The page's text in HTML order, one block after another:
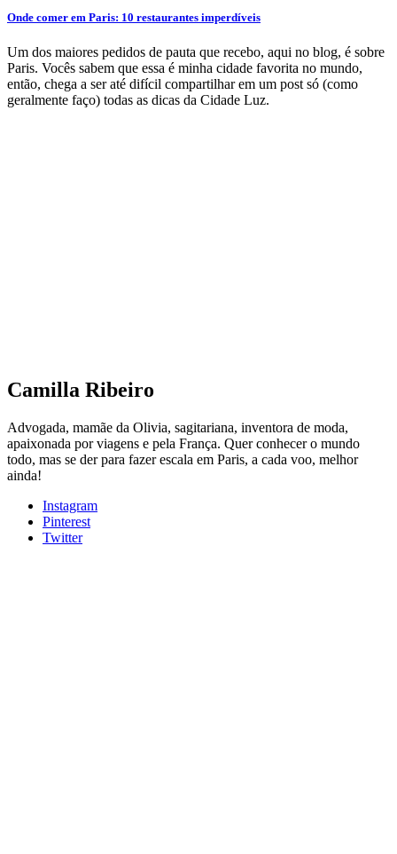
Onde comer em Paris: 10 restaurantes imperdíveis
Um dos maiores pedidos de pauta que recebo, aqui no blog, é sobre
Paris. Vocês sabem que essa é minha cidade favorita no mundo,
então, chega a ser até difícil compartilhar em um post só (como
geralmente faço) todas as dicas da Cidade Luz.
Camilla Ribeiro
Advogada, mamãe da Olivia, sagitariana, inventora de moda,
apaixonada por viagens e pela França. Quer conhecer o mundo
todo, mas se der para fazer escala em Paris, a cada voo, melhor
ainda!
Instagram
Pinterest
Twitter